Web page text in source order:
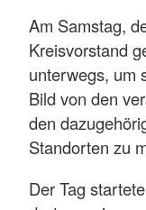
Am Samstag,
Kreisvorstand
unterwegs, um
Bild von den
den
Standorten zu
Der Tag